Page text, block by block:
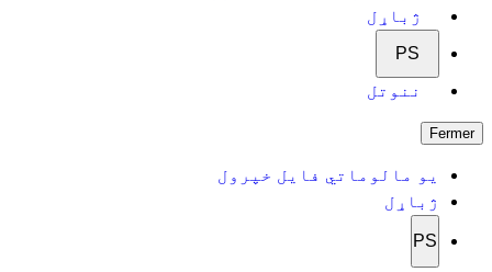
ژباړل
PS
ننوتل
Fermer
یو مالوماتي فایل خپرول
ژباړل
PS